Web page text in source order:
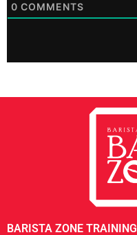
0 COMMENTS
BARISTA ZONE TRAINING